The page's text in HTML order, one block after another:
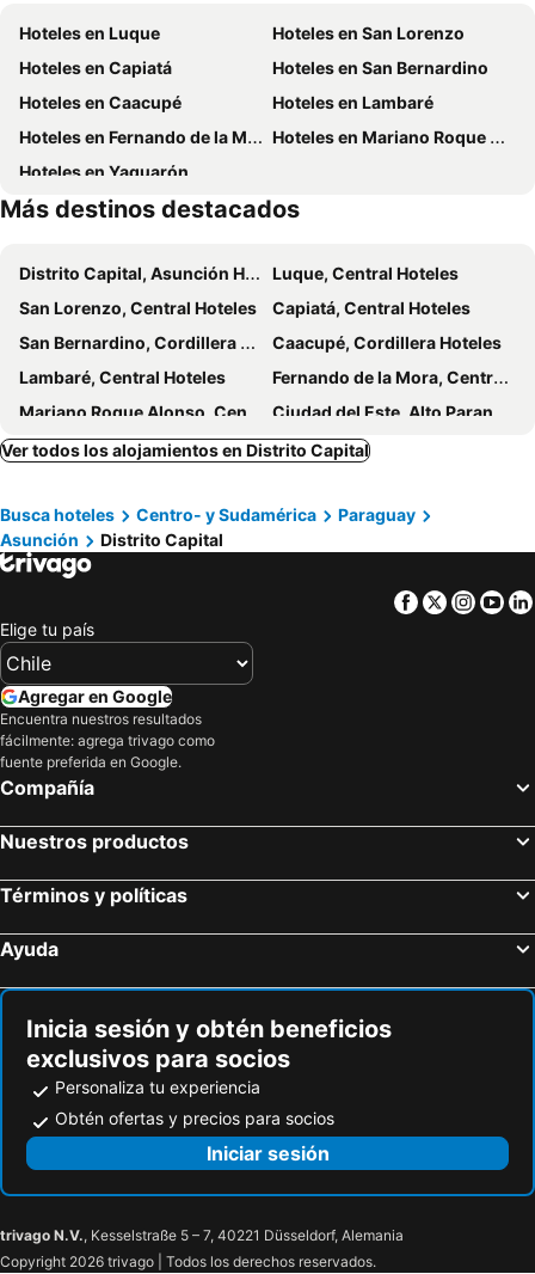
Asuncion Palace
Factoria Hotel
Hotel Le Pelican
Danieri Asunción Hotel
Giuseppe Suites Hotel
Zielo Hotel
La Mision Hotel Boutique
CENTRAL RIVIERA HOTEL Asunción
Paseo La Galeria Hotel & Suites
Paramanta Lifestyle Hotel
Hotel Maison Suisse
Mandala
Tapu'a Departamentos
ÚNICO - Stay & Residences by AVA
Cuba linda
Comfortable Villa Morra Loft
Hotel Las Residentas
Sabe Center Hotel
Divina Tower Apart Hotel
Das Heim Hotel
Ross Char Hotel
Habitación en casa zona Asunción
Hoteles en Luque
Hoteles en San Lorenzo
Hoteles en Capiatá
Hoteles en San Bernardino
Hoteles en Caacupé
Hoteles en Lambaré
Hoteles en Fernando de la Mora
Hoteles en Mariano Roque Alonso
Hoteles en Yaguarón
Más destinos destacados
Distrito Capital, Asunción Hoteles
Luque, Central Hoteles
San Lorenzo, Central Hoteles
Capiatá, Central Hoteles
San Bernardino, Cordillera Hoteles
Caacupé, Cordillera Hoteles
Lambaré, Central Hoteles
Fernando de la Mora, Central Hoteles
Mariano Roque Alonso, Central Hoteles
Ciudad del Este, Alto Paraná Hoteles
Villarrica, Guairá Hoteles
Encarnación, Itapúa Hoteles
Ver todos los alojamientos en Distrito Capital
Busca hoteles Centro- y Sudamérica
Paraguay
Asunción
Distrito Capital
Facebook
Twitter
Elige tu país
Agregar en Google
Encuentra nuestros resultados
fácilmente: agrega trivago como
fuente preferida en Google.
Compañía
Nuestros productos
Términos y políticas
Ayuda
Inicia sesión y obtén beneficios
exclusivos para socios
Personaliza tu experiencia
Obtén ofertas y precios para socios
Iniciar sesión
trivago N.V., Kesselstraße 5 – 7, 40221 Düsseldorf, Alemania
Copyright 2026 trivago | Todos los derechos reservados.